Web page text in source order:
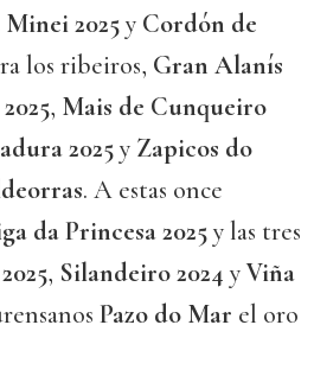
2025y Cordón de
los ribeiros, Gran Alanís
, Mais de Cunqueiro
2025y Zapicos do
. A estas once
da Princesa 2025y las tres
, Silandeiro 2024 yViña
Pazo do Mar el oro